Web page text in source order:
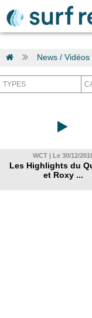
News / Vidéos
WCT | Le 30/12/
Les Highlights du
et Roxy ...